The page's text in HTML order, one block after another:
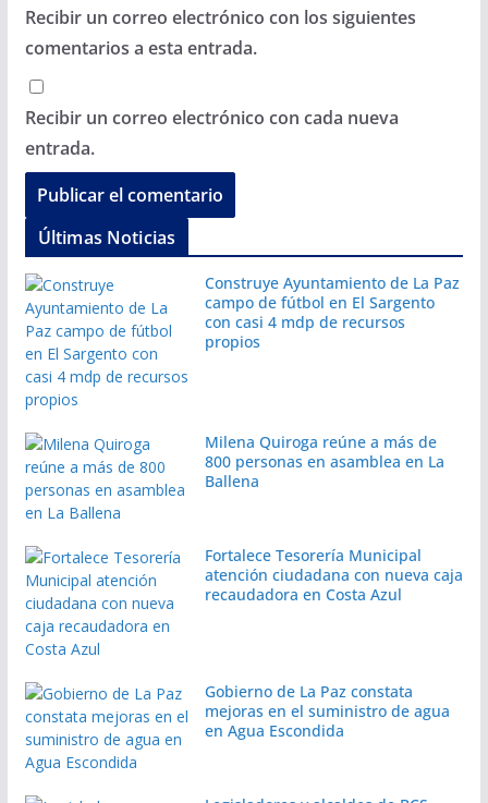
Recibir un correo electrónico con los siguientes
comentarios a esta entrada.
Recibir un correo electrónico con cada nueva
entrada.
Últimas Noticias
Construye Ayuntamiento de La Paz
campo de fútbol en El Sargento
con casi 4 mdp de recursos
propios
Milena Quiroga reúne a más de
800 personas en asamblea en La
Ballena
Fortalece Tesorería Municipal
atención ciudadana con nueva caja
recaudadora en Costa Azul
Gobierno de La Paz constata
mejoras en el suministro de agua
en Agua Escondida